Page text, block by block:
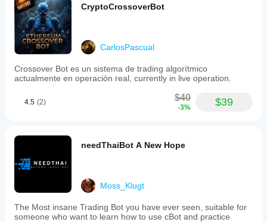
CryptoCrossoverBot
CarlosPascual
Crossover Bot es un sistema de trading algorítmico
actualmente en operación real, currently in live operation.
4.5 (2) $40
-3% $39
needThaiBot A New Hope
Moss_Klugt
The Most insane Trading Bot you have ever seen, suitable for
someone who want to learn how to use cBot and practice